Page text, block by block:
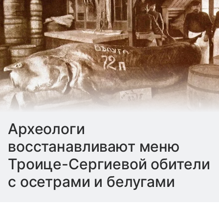
Археологи
восстанавливают меню
Троице-Сергиевой обители
с осетрами и белугами